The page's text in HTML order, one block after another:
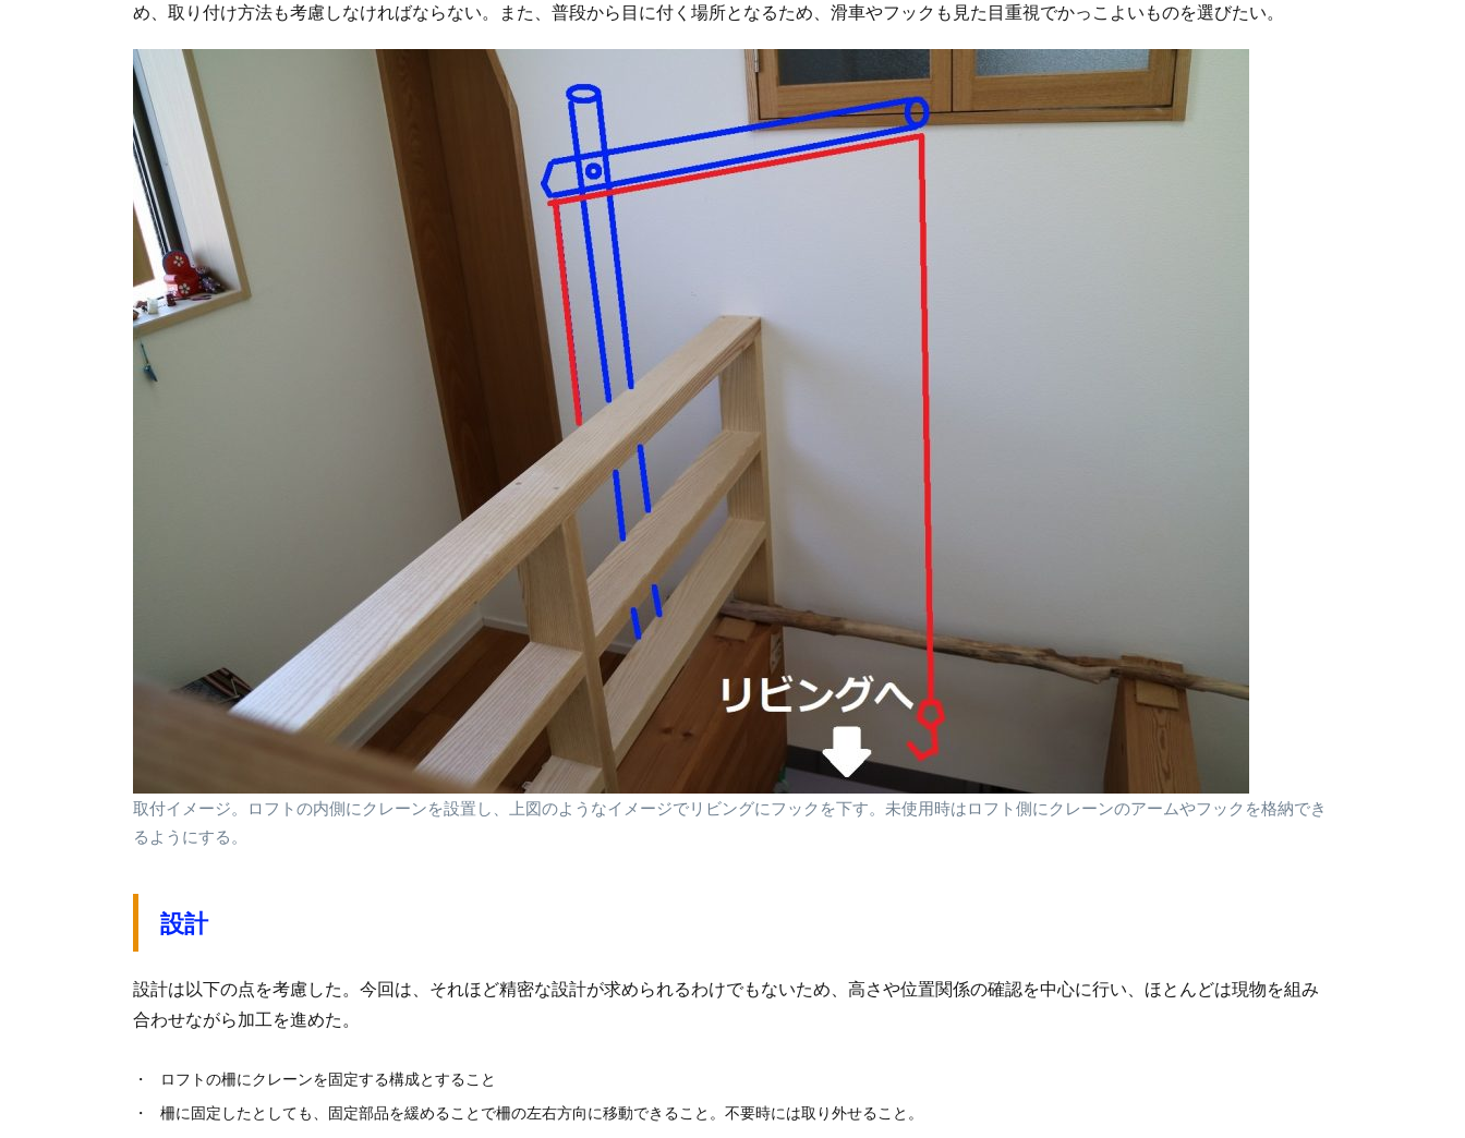
め、取り付け方法も考慮しなければならない。また、普段から目に付く場所となるため、滑車やフックも見た目重視でかっこよいものを選びたい。
取付イメージ。ロフトの内側にクレーンを設置し、上図のようなイメージでリビングにフックを下す。未使用時はロフト側にクレーンのアームやフックを格納でき
るようにする。
設計
設計は以下の点を考慮した。今回は、それほど精密な設計が求められるわけでもないため、高さや位置関係の確認を中心に行い、ほとんどは現物を組み
合わせながら加工を進めた。
ロフトの柵にクレーンを固定する構成とすること
柵に固定したとしても、固定部品を緩めることで柵の左右方向に移動できること。不要時には取り外せること。